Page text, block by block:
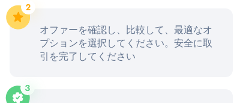
オファーを確認し、比較して、最適なオ
プションを選択してください。安全に取
引を完了してください